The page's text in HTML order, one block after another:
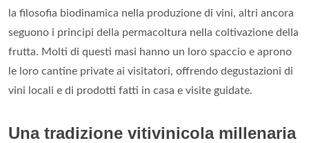
la filosofia biodinamica nella produzione di vini, altri ancora
seguono i principi della permacoltura nella coltivazione della
frutta. Molti di questi masi hanno un loro spaccio e aprono
le loro cantine private ai visitatori, offrendo degustazioni di
vini locali e di prodotti fatti in casa e visite guidate.
Una tradizione vitivinicola millenaria